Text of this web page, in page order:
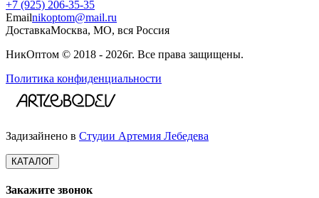
+7 (925) 206‑35‑35
Emailnikoptom@mail.ru
ДоставкаМосква, МО, вся Россия
НикОптом © 2018 - 2026г. Все права защищены.
Политика конфиденциальности
Задизайнено в Студии Артемия Лебедева
КАТАЛОГ
Закажите звонок